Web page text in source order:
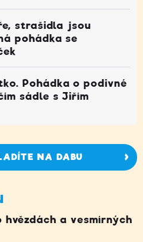
strašidla jsou
pohádka se
Pohádka o podivné
sádle s Jiřím
NA DABU
hvězdách a vesmírných